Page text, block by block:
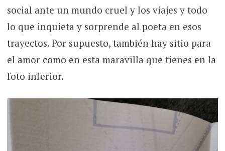
social ante un mundo cruel y los viajes y todo
lo que inquieta y sorprende al poeta en esos
trayectos. Por supuesto, también hay sitio para
el amor como en esta maravilla que tienes en la
foto inferior.